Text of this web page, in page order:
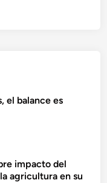
el balance es
impacto del
agricultura en su